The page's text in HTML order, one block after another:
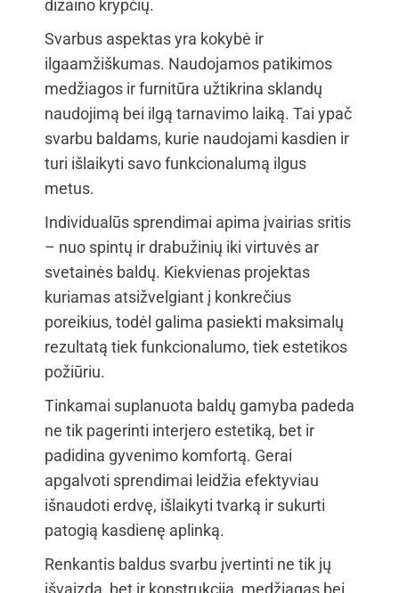
dizaino krypčių.
Svarbus aspektas yra kokybė ir
ilgaamžiškumas. Naudojamos patikimos
medžiagos ir furnitūra užtikrina sklandų
naudojimą bei ilgą tarnavimo laiką. Tai ypač
svarbu baldams, kurie naudojami kasdien ir
turi išlaikyti savo funkcionalumą ilgus
metus.
Individualūs sprendimai apima įvairias sritis
– nuo spintų ir drabužinių iki virtuvės ar
svetainės baldų. Kiekvienas projektas
kuriamas atsižvelgiant į konkrečius
poreikius, todėl galima pasiekti maksimalų
rezultatą tiek funkcionalumo, tiek estetikos
požiūriu.
Tinkamai suplanuota baldų gamyba padeda
ne tik pagerinti interjero estetiką, bet ir
padidina gyvenimo komfortą. Gerai
apgalvoti sprendimai leidžia efektyviau
išnaudoti erdvę, išlaikyti tvarką ir sukurti
patogią kasdienę aplinką.
Renkantis baldus svarbu įvertinti ne tik jų
išvaizdą, bet ir konstrukciją, medžiagas bei